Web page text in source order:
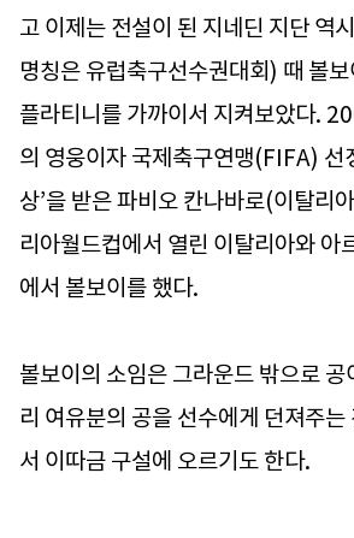
고 이제는 전설이 된 지네딘 지단 역
명칭은 유럽축구선수권대회) 때 볼
플라티니를 가까이서 지켜보았다.
의 영웅이자 국제축구연맹(FIFA) 선
상’을 받은 파비오 칸나바로(이탈리
리아월드컵에서 열린 이탈리아와 아
에서 볼보이를 했다.
볼보이의 소임은 그라운드 밖으로 공
리 여유분의 공을 선수에게 던져주는
서 이따금 구설에 오르기도 한다.